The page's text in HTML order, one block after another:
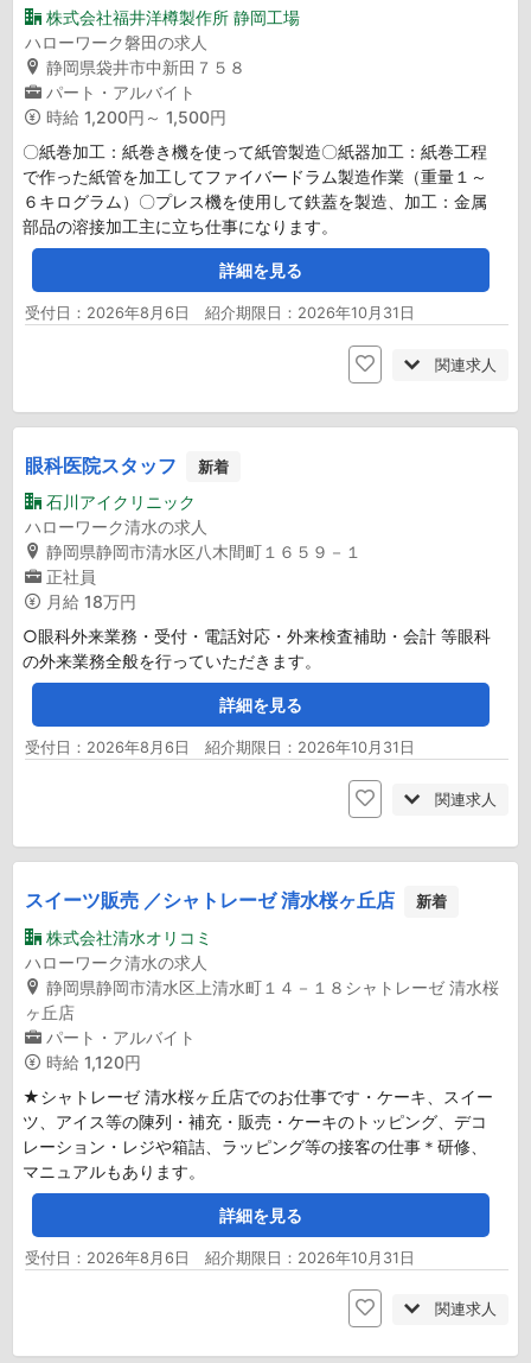
株式会社福井洋樽製作所 静岡工場
ハローワーク磐田の求人
静岡県袋井市中新田７５８
パート・アルバイト
時給 1,200円～ 1,500円
〇紙巻加工：紙巻き機を使って紙管製造〇紙器加工：紙巻工程
で作った紙管を加工してファイバードラム製造作業（重量１～
６キログラム）〇プレス機を使用して鉄蓋を製造、加工：金属
部品の溶接加工主に立ち仕事になります。
詳細を見る
受付日：2026年8月6日 紹介期限日：2026年10月31日
関連求人
眼科医院スタッフ 新着
石川アイクリニック
ハローワーク清水の求人
静岡県静岡市清水区八木間町１６５９－１
正社員
月給 18万円
○眼科外来業務・受付・電話対応・外来検査補助・会計 等眼科
の外来業務全般を行っていただきます。
詳細を見る
受付日：2026年8月6日 紹介期限日：2026年10月31日
関連求人
スイーツ販売 ／シャトレーゼ 清水桜ヶ丘店 新着
株式会社清水オリコミ
ハローワーク清水の求人
静岡県静岡市清水区上清水町１４－１８シャトレーゼ 清水桜
ヶ丘店
パート・アルバイト
時給 1,120円
★シャトレーゼ 清水桜ヶ丘店でのお仕事です・ケーキ、スイー
ツ、アイス等の陳列・補充・販売・ケーキのトッピング、デコ
レーション・レジや箱詰、ラッピング等の接客の仕事＊研修、
マニュアルもあります。
詳細を見る
受付日：2026年8月6日 紹介期限日：2026年10月31日
関連求人